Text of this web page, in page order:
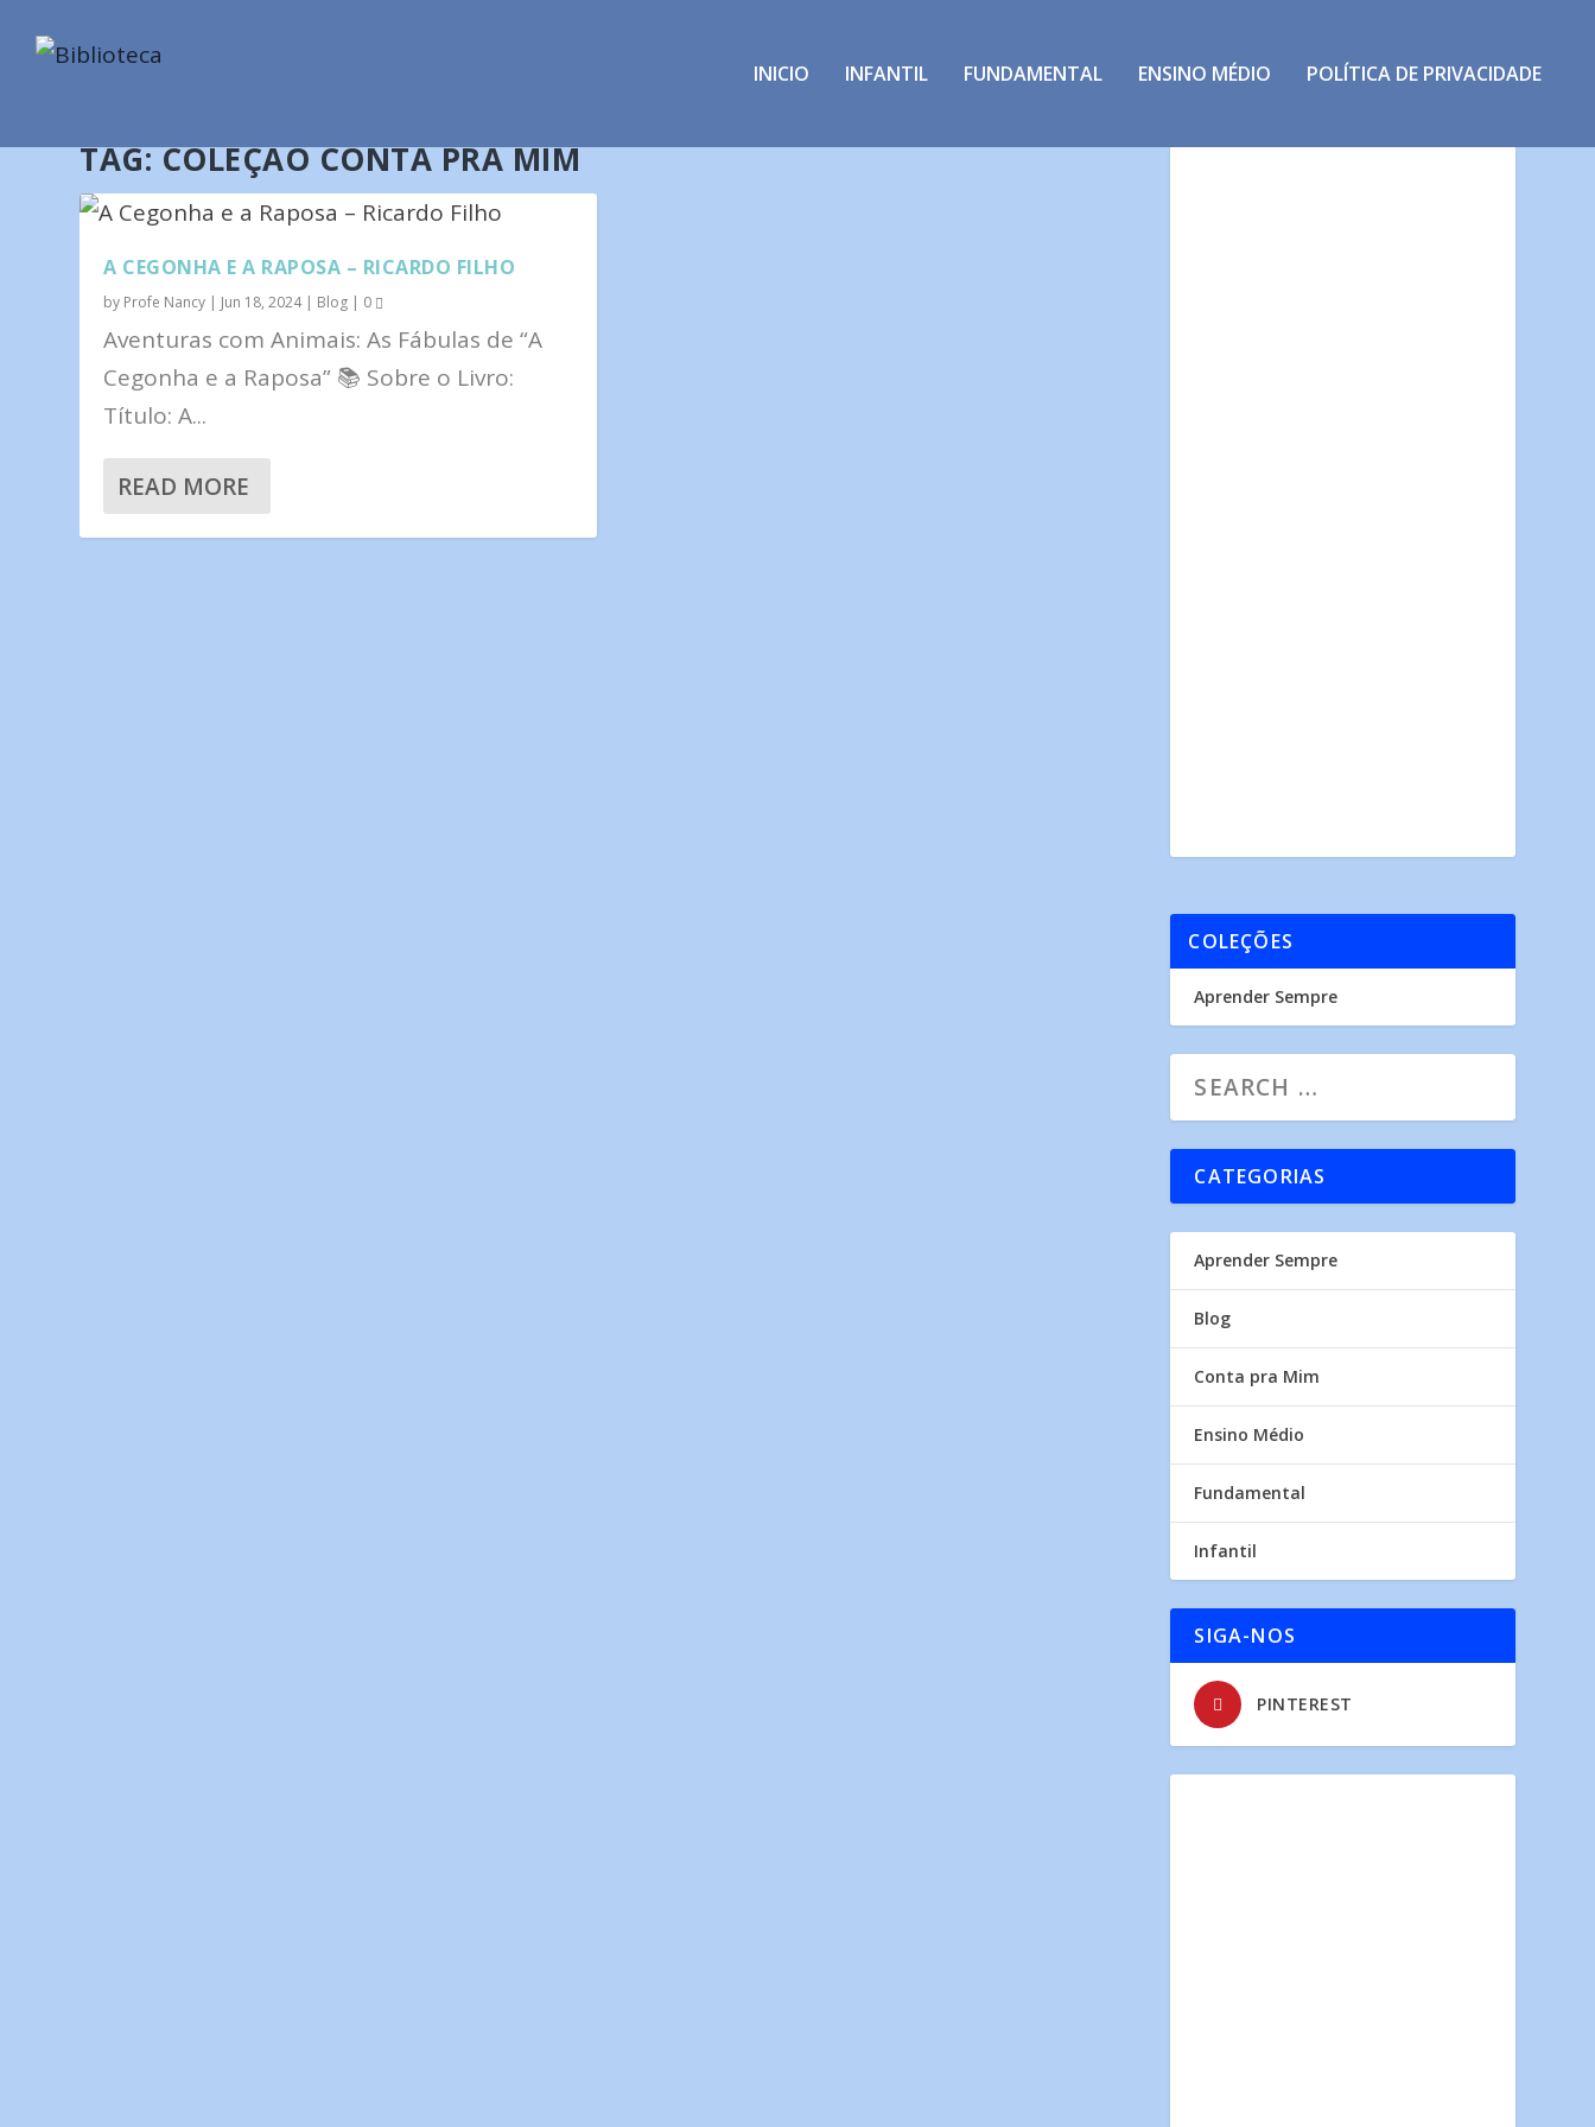
INICIO INFANTIL FUNDAMENTAL ENSINO MÉDIO POLÍTICA DE PRIVACIDADE
TAG:COLEÇAO CONTA PRA MIM
A CEGONHA E A RAPOSA – RICARDO FILHO
by Profe Nancy | Jun 18, 2024| Blog | 0
Aventuras com Animais: As Fábulas de “A
Cegonha e a Raposa” 📚 Sobre o Livro:
Título: A...
READ MORE
COLEÇÕES
Aprender Sempre
CATEGORIAS
Aprender Sempre
Blog
Conta pra Mim
Ensino Médio
Fundamental
Infantil
SIGA-NOS
PINTEREST